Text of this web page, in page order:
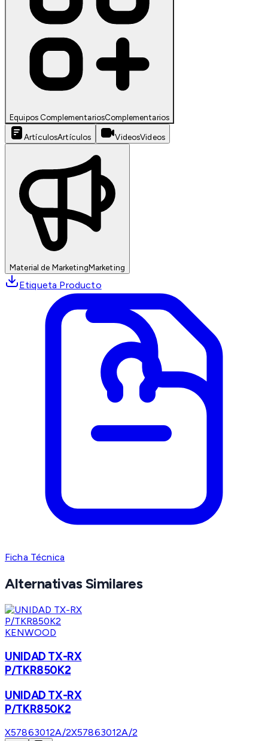
Equipos ComplementariosComplementarios
ArtículosArtículos VideosVideos
Material de MarketingMarketing
Etiqueta Producto
Ficha Técnica
Alternativas Similares
KENWOOD
UNIDAD TX-RX
P/TKR850K2
UNIDAD TX-RX
P/TKR850K2
X57863012A/2X57863012A/2